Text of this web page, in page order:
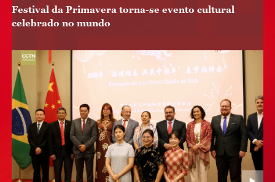
Festival da Primavera torna-se evento cultural
celebrado no mundo